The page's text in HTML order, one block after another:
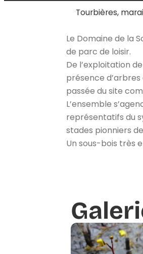
Tourbières,
Le Domaine de la
de parc de loisir.
De l’exploitation
présence
passée du site
L’ensemble
représentatifs du
stades pionniers
Un sous-bois très